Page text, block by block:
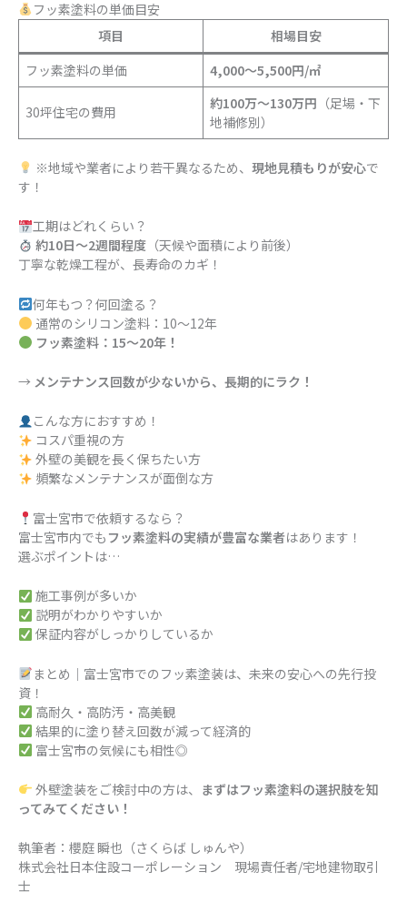
フッ素塗料の単価目安
項目
相場目安
フッ素塗料の単価
4,000～5,500円/㎡
30坪住宅の費用 約100万〜130万円 （足場・下
地補修別）
※地域や業者により若干異なるため、 現地見積もりが安心で
す！
工期はどれくらい？
約10日〜2週間程度（天候や面積により前後）
丁寧な乾燥工程が、長寿命のカギ！
何年もつ？何回塗る？
通常のシリコン塗料：10〜12年
フッ素塗料：15〜20年！
→ メンテナンス回数が少ないから、長期的にラク！
こんな方におすすめ！
コスパ重視の方
外壁の美観を長く保ちたい方
頻繁なメンテナンスが面倒な方
富士宮市で依頼するなら？
富士宮市内でも フッ素塗料の実績が豊富な業者はあります！
選ぶポイントは…
施工事例が多いか
説明がわかりやすいか
保証内容がしっかりしているか
まとめ｜富士宮市でのフッ素塗装は、未来の安心への先行投
資！
高耐久・高防汚・高美観
結果的に塗り替え回数が減って経済的
富士宮市の気候にも相性◎
外壁塗装をご検討中の方は、 まずはフッ素塗料の選択肢を知
ってみてください！
執筆者：櫻庭 瞬也（さくらば しゅんや）
株式会社日本住設コーポレーション 現場責任者/宅地建物取引
士